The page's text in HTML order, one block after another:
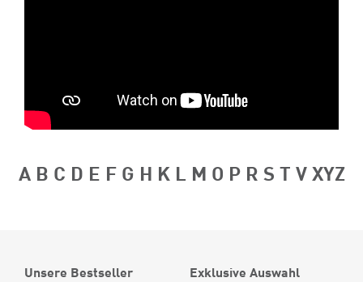
A B C D E F G H K L M O P RSTVXYZ
Unsere Bestseller Exklusive Auswahl